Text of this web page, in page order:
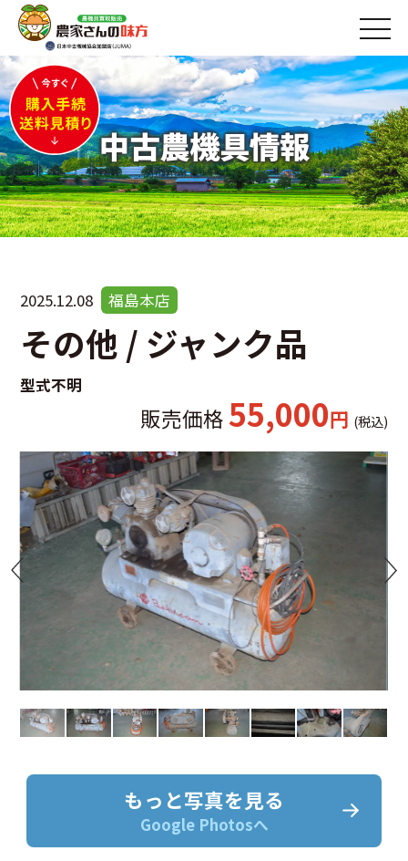
中古農機具情報
2025.12.08 福島本店
その他 / ジャンク品
型式不明
販売価格55,000円 (税込)
もっと写真を見る
Google Photosへ